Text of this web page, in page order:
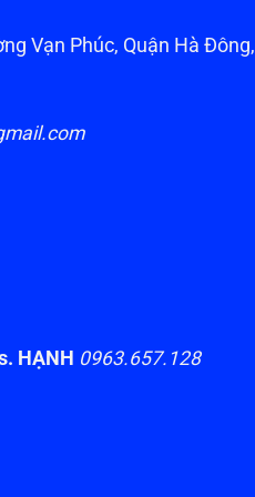
Vạn Phúc, Quận Hà Đông,
HẠNH 0963.657.128